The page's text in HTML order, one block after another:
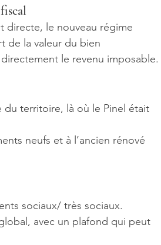
directe, le nouveau régime
de la valeur du bien
le revenu imposable.
du territoire, là où le Pinel était
neufs et à l’ancien rénové
sociaux/ très sociaux.
avec un plafond qui peut